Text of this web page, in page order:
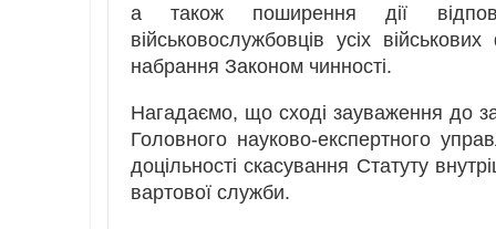
а також поширення дії
військовослужбовців усіх
набрання Законом чинності.
Нагадаємо, що сході зауваження до
Головного науково-експертного
доцільності скасування Статуту
вартової служби.